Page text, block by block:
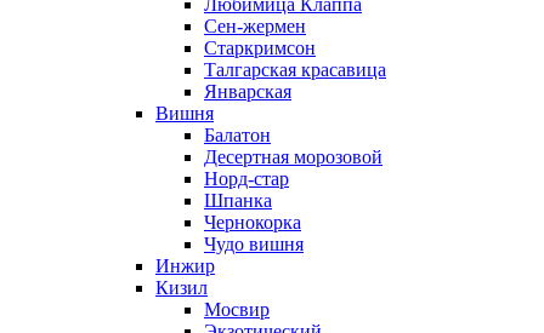
Любимица Клаппа
Сен-жермен
Старкримсон
Талгарская красавица
Январская
Вишня
Балатон
Десертная морозовой
Норд-стар
Шпанка
Чернокорка
Чудо вишня
Инжир
Кизил
Мосвир